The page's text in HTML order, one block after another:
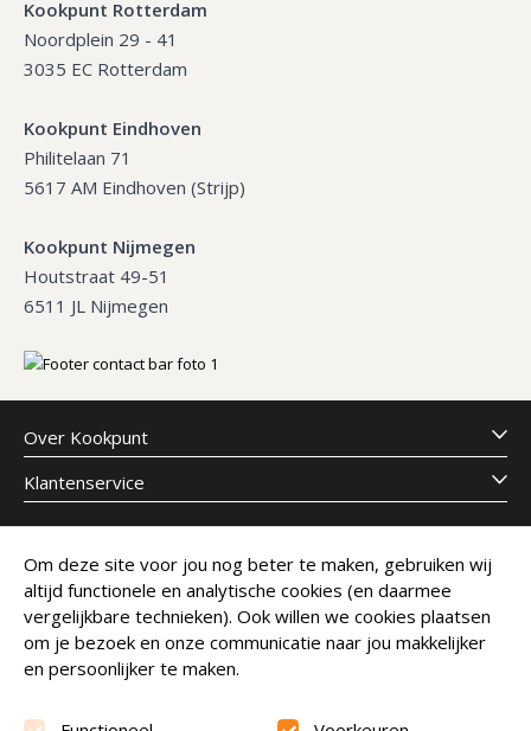
Kookpunt Rotterdam
Noordplein 29 - 41
3035 EC Rotterdam
Kookpunt Eindhoven
Philitelaan 71
5617 AM Eindhoven (Strijp)
Kookpunt Nijmegen
Houtstraat 49-51
6511 JL Nijmegen
Over Kookpunt
Klantenservice
Meld je aan voor onze nieuwsbrief
E-mailadres
Abonneer
Om deze site voor jou nog beter te maken, gebruiken wij
altijd functionele en analytische cookies (en daarmee
vergelijkbare technieken). Ook willen we cookies plaatsen
om je bezoek en onze communicatie naar jou makkelijker
en persoonlijker te maken.